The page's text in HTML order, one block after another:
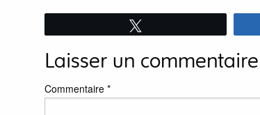
Laisser un commentaire
Commentaire *